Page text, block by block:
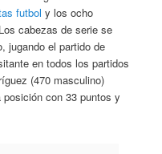
futbol y los ocho
cabezas de serie se
jugando el partido de
en todos los partidos
(470 masculino)
con 33 puntos y